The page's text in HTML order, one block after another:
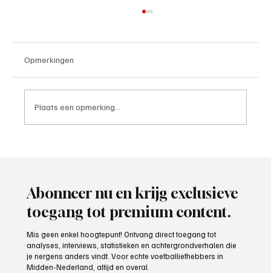
Opmerkingen
Plaats een opmerking...
Abonneer nu en krijg exclusieve
toegang tot premium content.
Mis geen enkel hoogtepunt! Ontvang direct toegang tot
analyses, interviews, statistieken en achtergrondverhalen die
je nergens anders vindt. Voor echte voetballiefhebbers in
Midden-Nederland, altijd en overal.